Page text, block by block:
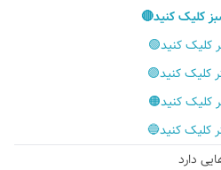
کلیک کنید🔴
دارد